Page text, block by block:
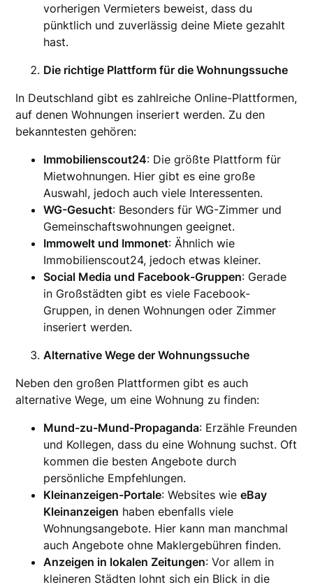
vorherigen Vermieters beweist, dass du
pünktlich und zuverlässig deine Miete gezahlt
hast.
Die richtige Plattform für die Wohnungssuche
In Deutschland gibt es zahlreiche Online-Plattformen,
auf denen Wohnungen inseriert werden. Zu den
bekanntesten gehören:
Immobilienscout24: Die größte Plattform für
Mietwohnungen. Hier gibt es eine große
Auswahl, jedoch auch viele Interessenten.
WG-Gesucht: Besonders für WG-Zimmer und
Gemeinschaftswohnungen geeignet.
Immowelt und Immonet: Ähnlich wie
Immobilienscout24, jedoch etwas kleiner.
Social Media und Facebook-Gruppen: Gerade
in Großstädten gibt es viele Facebook-
Gruppen, in denen Wohnungen oder Zimmer
inseriert werden.
Alternative Wege der Wohnungssuche
Neben den großen Plattformen gibt es auch
alternative Wege, um eine Wohnung zu finden:
Mund-zu-Mund-Propaganda: Erzähle Freunden
und Kollegen, dass du eine Wohnung suchst. Oft
kommen die besten Angebote durch
persönliche Empfehlungen.
Kleinanzeigen-Portale: Websites wieeBay
Kleinanzeigen haben ebenfalls viele
Wohnungsangebote. Hier kann man manchmal
auch Angebote ohne Maklergebühren finden.
Anzeigen in lokalen Zeitungen: Vor allem in
kleineren Städten lohnt sich ein Blick in die